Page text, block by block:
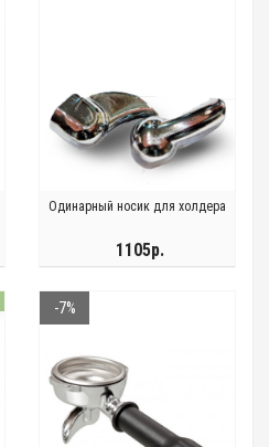
Одинарный носик для холдера
1105р.
-7%